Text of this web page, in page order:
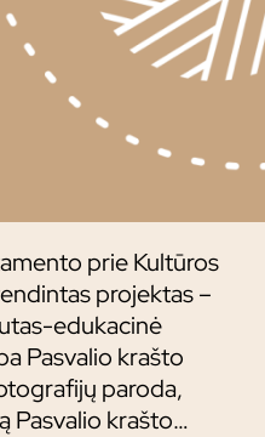
prie Kultūros
projektas –
edukacinė
Pasvalio krašto
paroda,
Pasvalio krašto